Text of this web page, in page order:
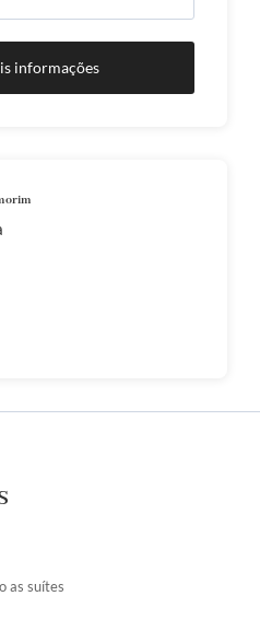
informações
as suítes